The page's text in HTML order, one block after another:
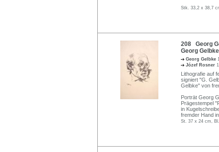
Stk. 33,2 x 38,7
208 Georg
Georg
Georg Gelbke
Józef Rosner
Lithografie auf
signiert "G.
Gelbke" von
Porträt Georg
Prägestempel
in
fremder Hand
St. 37 x 24 cm,